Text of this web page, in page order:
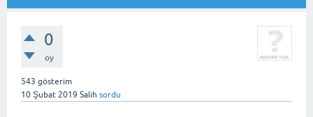
0
oy
543 gösterim
10 Şubat 2019 Salih sordu